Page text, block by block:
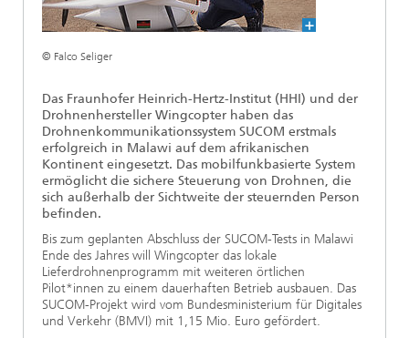
Forschungsfabrik Mikroelektronik Deutschland (FMD)
Leistungszentrum Digitale Vernetzung
Geschichte des HHI
Biografie von Heinrich Hertz
Die wichtigsten Experimente von Heinrich Hertz
90 Jahre HHI
Industrie
Sensorik
Sicherheit
Quantentechnologien
2020
© Falco Seliger
Das Fraunhofer Heinrich-Hertz-Institut (HHI) und der
Drohnenhersteller Wingcopter haben das
Drohnenkommunikationssystem SUCOM erstmals
erfolgreich in Malawi auf dem afrikanischen
Kontinent eingesetzt. Das mobilfunkbasierte System
ermöglicht die sichere Steuerung von Drohnen, die
sich außerhalb der Sichtweite der steuernden Person
befinden.
Bis zum geplanten Abschluss der SUCOM-Tests in Malawi
Ende des Jahres will Wingcopter das lokale
Lieferdrohnenprogramm mit weiteren örtlichen
Pilot*innen zu einem dauerhaften Betrieb ausbauen. Das
SUCOM-Projekt wird vom Bundesministerium für Digitales
und Verkehr (BMVI) mit 1,15 Mio. Euro gefördert.